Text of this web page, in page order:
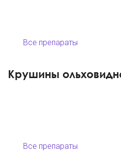
Все препараты
Крушины
Все препараты